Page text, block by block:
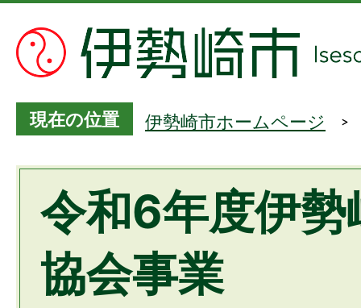
現在の位置 伊勢崎市ホームページ
令和6年度伊勢
協会事業